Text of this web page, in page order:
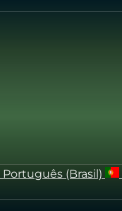
Português (Brasil)